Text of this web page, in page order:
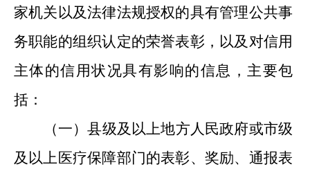
家机关以及法律法规授权的具有管理公共事
务职能的组织认定的荣誉表彰， 以及 对信用
主体的信用状况具有影响的信息，主要包
括：
（一）县级及 以上地方人民政府或市级
及以上医疗保障部门的表彰、奖励、通报表